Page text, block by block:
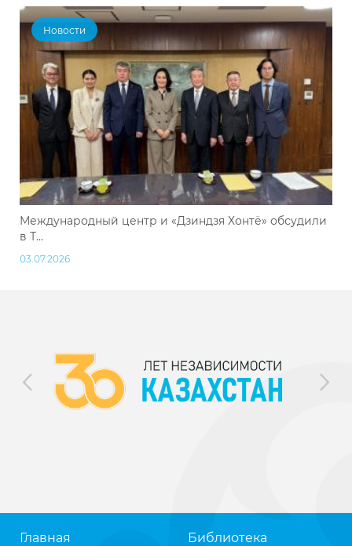
Новости
Международный центр и «Дзиндзя Хонтё» обсудили
в Т...
03.07.2026
Главная
Библиотека